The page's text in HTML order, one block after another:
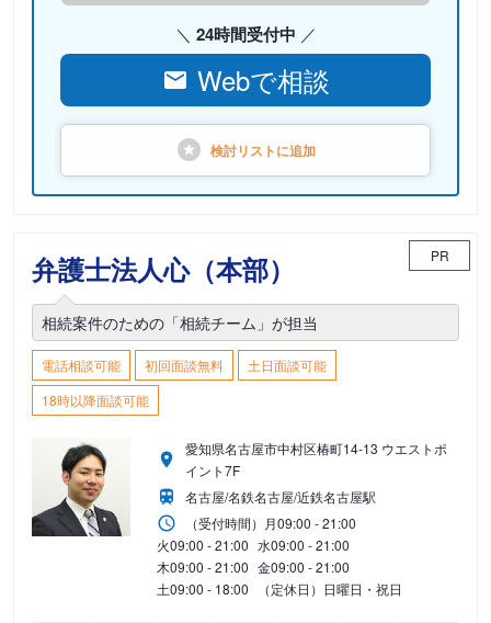
24時間受付中
Webで相談
検討リストに追加
弁護士法人心（本部） PR
相続案件のための「相続チーム」が担当
電話相談可能 初回面談無料
土日面談可能
18時以降面談可能
愛知県名古屋市中村区椿町14-13 ウエストポ
イント7F
名古屋/名鉄名古屋/近鉄名古屋駅
（受付時間） 月09:00 - 21:00
火09:00 - 21:00 水09:00 - 21:00
木09:00 - 21:00 金09:00 - 21:00
土09:00 - 18:00 （定休日）日曜日・祝日